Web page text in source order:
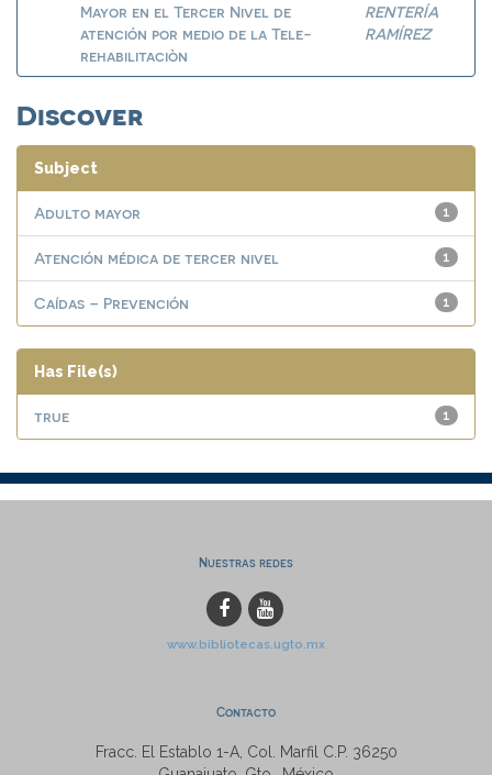
Mayor en el Tercer Nivel de
atención por medio de la Tele-
rehabilitaciòn
RENTERÍA
RAMÍREZ
Discover
Subject
1
Adulto mayor
1
Atención médica de tercer nivel
1
Caídas – Prevención
Has File(s)
1
true
Nuestras redes
www.bibliotecas.ugto.mx
Contacto
Fracc. El Establo 1-A, Col. Marfil C.P. 36250